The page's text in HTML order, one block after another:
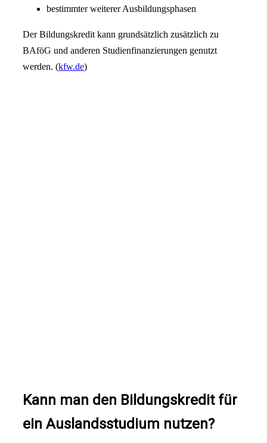
bestimmter weiterer Ausbildungsphasen
Der Bildungskredit kann grundsätzlich zusätzlich zu
BAföG und anderen Studienfinanzierungen genutzt
werden. (kfw.de)
Kann man den Bildungskredit für
ein Auslandsstudium nutzen?